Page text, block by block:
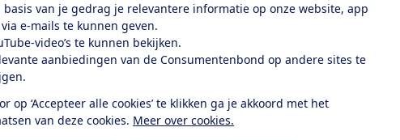
basis van je gedrag je relevantere informatie op onze website, app
e-mails te kunnen geven.
video’s te kunnen bekijken.
aanbiedingen van de Consumentenbond op andere sites te
op ‘Accepteer alle cookies’ te klikken ga je akkoord met het
van deze cookies. Meer over cookies.
Bekijk snel
4 winkels
JBL
Go 5 paars